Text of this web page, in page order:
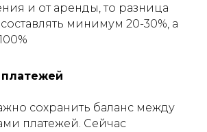
и от аренды, то разница
минимум 20-30%, а
платежей
сохранить баланс между
платежей. Сейчас